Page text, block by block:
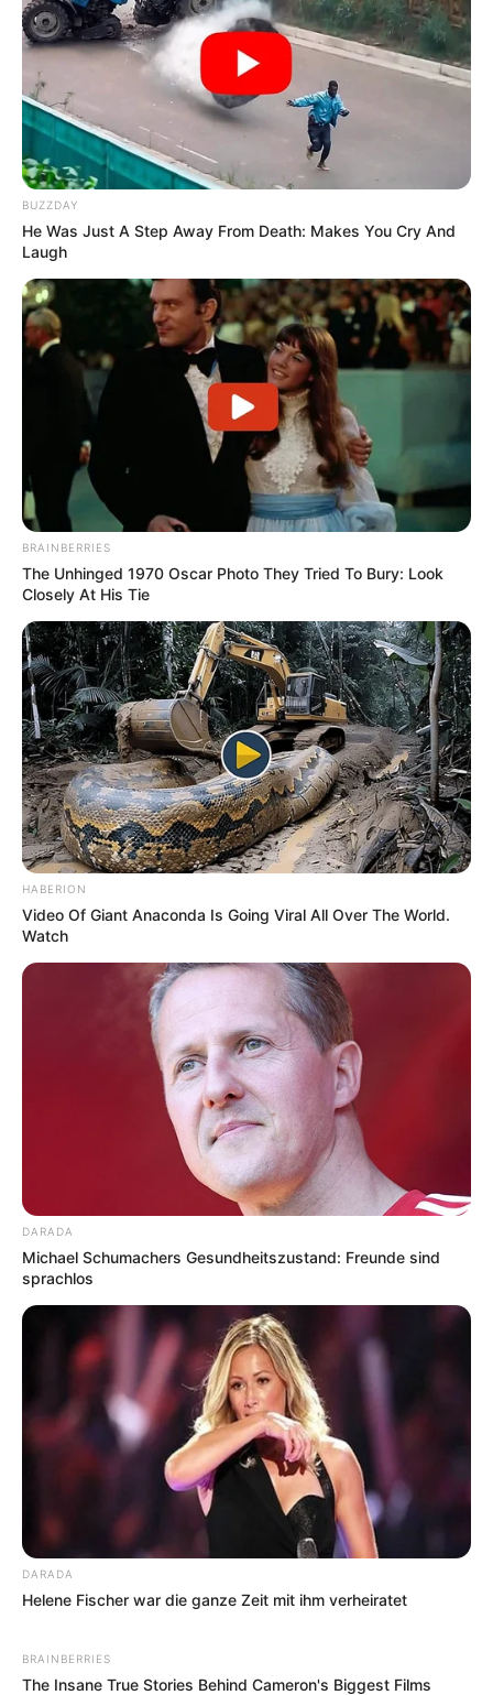
Wäre es nicht besser, wenn sich die Präsidenten und
Generäle mit Knüppeln gegenseitig erschlagen würden,
statt mit ihren Herdenarmeen so viele andere Menschen
zu ermorden?
Quermania folgen: Impressum & Kontakt
Smartphone Startseite
Suchen:
Auf einigen Seiten dieses Projektes sind Affiliate-
Angebote integriert. Wenn etwas darüber gebucht oder
gekauft wird, ist das eine Unterstützung, ohne dass sich
dadurch der Preis ändert.
BUZZDAY
He Was Just A Step Away From Death: Makes You Cry And
Laugh
BRAINBERRIES
The Unhinged 1970 Oscar Photo They Tried To Bury: Look
Closely At His Tie
HABERION
Video Of Giant Anaconda Is Going Viral All Over The World.
Watch
DARADA
Michael Schumachers Gesundheitszustand: Freunde sind
sprachlos
DARADA
Helene Fischer war die ganze Zeit mit ihm verheiratet
BRAINBERRIES
The Insane True Stories Behind Cameron's Biggest Films